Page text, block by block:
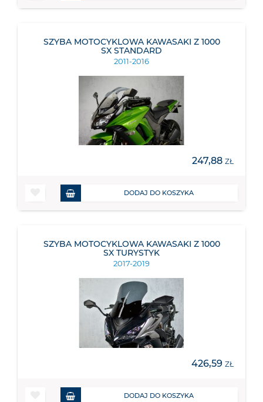
SZYBA MOTOCYKLOWA KAWASAKI Z 1000
SX STANDARD
2011-2016
247,88 ZŁ
DODAJ DO KOSZYKA
SZYBA MOTOCYKLOWA KAWASAKI Z 1000
SX TURYSTYK
2017-2019
426,59 ZŁ
DODAJ DO KOSZYKA